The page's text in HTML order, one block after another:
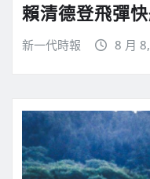
賴清德登飛彈
新一代時報 8 月